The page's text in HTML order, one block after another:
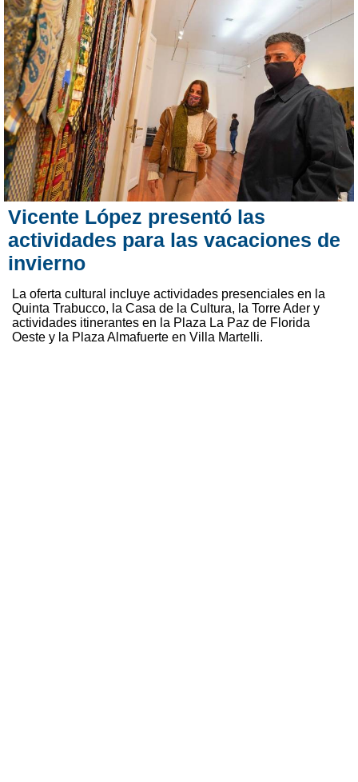
Vicente López presentó las
actividades para las vacaciones de
invierno
La oferta cultural incluye actividades presenciales en la
Quinta Trabucco, la Casa de la Cultura, la Torre Ader y
actividades itinerantes en la Plaza La Paz de Florida
Oeste y la Plaza Almafuerte en Villa Martelli.